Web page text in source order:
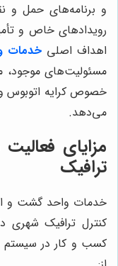
و برنامه‌های حمل و
رویدادهای خاص و
اهداف اصلیخدمات
مسئولیت‌های موجود،
خصوص کرایه اتوبوس
می‌دهد.
مزایای
ترافیک
خدمات واحد گشت و
کنترل ترافیک شهری
کسب و کار در سیستم